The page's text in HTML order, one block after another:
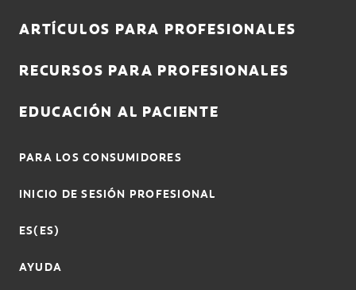
ARTÍCULOS PARA PROFESIONALES
RECURSOS PARA PROFESIONALES
EDUCACIÓN AL PACIENTE
PARA LOS CONSUMIDORES
INICIO DE SESIÓN PROFESIONAL
ES(ES)
AYUDA